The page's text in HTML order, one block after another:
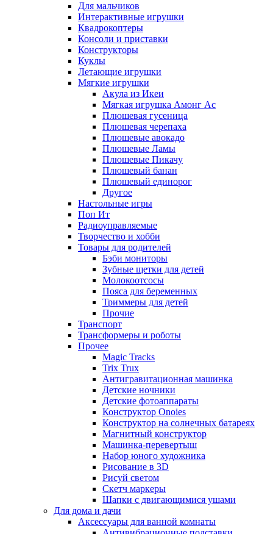
Для мальчиков
Интерактивные игрушки
Квадрокоптеры
Консоли и приставки
Конструкторы
Куклы
Летающие игрушки
Мягкие игрушки
Акула из Икеи
Мягкая игрушка Амонг Ас
Плюшевая гусеница
Плюшевая черепаха
Плюшевые авокадо
Плюшевые Ламы
Плюшевые Пикачу
Плюшевый банан
Плюшевый единорог
Другое
Настольные игры
Поп Ит
Радиоуправляемые
Творчество и хобби
Товары для родителей
Бэби мониторы
Зубные щетки для детей
Молокоотсосы
Пояса для беременных
Триммеры для детей
Прочие
Транспорт
Трансформеры и роботы
Прочее
Magic Tracks
Trix Trux
Антигравитационная машинка
Детские ночники
Детские фотоаппараты
Конструктор Onoies
Конструктор на солнечных батареях
Магнитный конструктор
Машинка-перевертыш
Набор юного художника
Рисование в 3D
Рисуй светом
Скетч маркеры
Шапки с двигающимися ушами
Для дома и дачи
Аксессуары для ванной комнаты